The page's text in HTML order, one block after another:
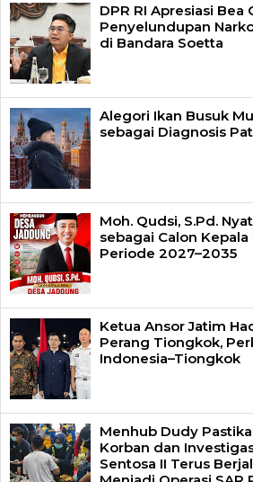
DPR RI Apresiasi Bea
Penyelundupan
di Bandara Soetta
Alegori Ikan Busuk
sebagai Diagnosis
Moh. Qudsi, S.Pd.
sebagai Calon
Periode 2027–2035
Ketua Ansor Jatim
Perang Tiongkok,
Indonesia–Tiongkok
Menhub Dudy
Korban dan
Sentosa II Terus